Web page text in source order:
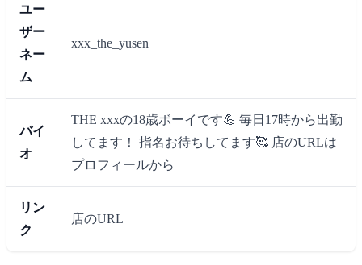
ユー
ザー
ネー
ム
xxx_the_yusen
バイ
オ
THE xxxの18歳ボーイです💪 毎日17時から出勤
してます！ 指名お待ちしてます🥰 店のURLは
プロフィールから
リン
ク
店のURL